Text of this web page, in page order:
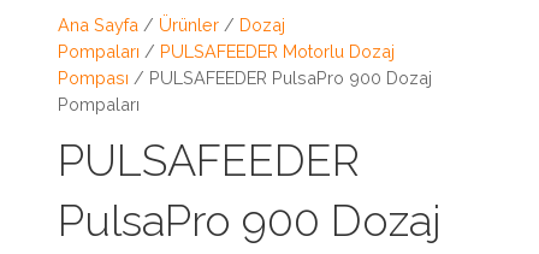
Ana Sayfa / Ürünler / Dozaj
Pompaları / PULSAFEEDER Motorlu Dozaj
Pompası / PULSAFEEDER PulsaPro 900 Dozaj
Pompaları
PULSAFEEDER
PulsaPro 900 Dozaj